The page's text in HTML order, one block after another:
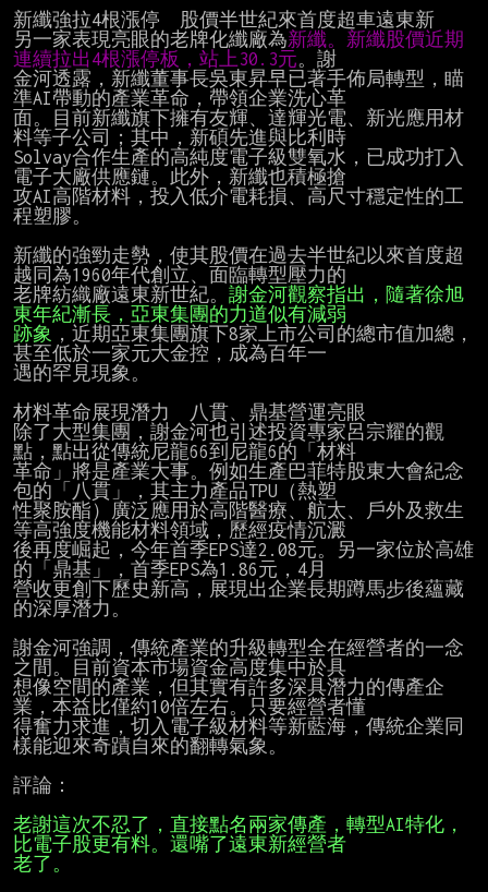
新纖強拉4根漲停　股價半世紀來首度超車遠東新
另一家表現亮眼的老牌化纖廠為新纖。新纖股價近期
連續拉出4根漲停板，站上30.3元。謝
金河透露，新纖董事長吳東昇早已著手佈局轉型，瞄
準AI帶動的產業革命，帶領企業洗心革
面。目前新纖旗下擁有友輝、達輝光電、新光應用材
料等子公司；其中，新碩先進與比利時
Solvay合作生產的高純度電子級雙氧水，已成功打入
電子大廠供應鏈。此外，新纖也積極搶
攻AI高階材料，投入低介電耗損、高尺寸穩定性的工
程塑膠。
新纖的強勁走勢，使其股價在過去半世紀以來首度超
越同為1960年代創立、面臨轉型壓力的
老牌紡織廠遠東新世紀。 謝金河觀察指出，隨著徐旭
跡象
，近期亞東集團旗下8家上市公司的總市值加總，
甚至低於一家元大金控，成為百年一
遇的罕見現象。
材料革命展現潛力　八貫、鼎基營運亮眼
除了大型集團，謝金河也引述投資專家呂宗耀的觀
點，點出從傳統尼龍66到尼龍6的「材料
革命」將是產業大事。例如生產巴菲特股東大會紀念
包的「八貫」，其主力產品TPU（熱塑
性聚胺酯）廣泛應用於高階醫療、航太、戶外及救生
等高強度機能材料領域，歷經疫情沉澱
後再度崛起，今年首季EPS達2.08元。另一家位於高雄
的「鼎基」，首季EPS為1.86元，4月
營收更創下歷史新高，展現出企業長期蹲馬步後蘊藏
的深厚潛力。
謝金河強調，傳統產業的升級轉型全在經營者的一念
之間。目前資本市場資金高度集中於具
想像空間的產業，但其實有許多深具潛力的傳產企
業，本益比僅約10倍左右。只要經營者懂
得奮力求進，切入電子級材料等新藍海，傳統企業同
樣能迎來奇蹟自來的翻轉氣象。
評論：
老謝這次不忍了，直接點名兩家傳產，轉型AI特化，
老了。